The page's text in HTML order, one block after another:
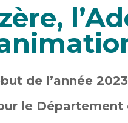
de l’année
le